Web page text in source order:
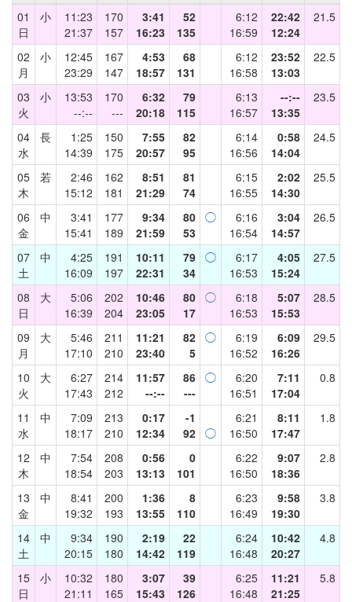
01
日
小
11:23
21:37
170
157
3:41
16:23
52
135
6:12
16:59
22:42
12:24
21.5
02
月
小
12:45
23:29
167
147
4:53
18:57
68
131
6:12
16:58
23:52
13:03
22.5
03
火
小
13:53
--:--
170
---
6:32
20:18
79
115
6:13
16:57
--:--
13:35
23.5
04
水
長
1:25
14:39
150
175
7:55
20:57
82
95
6:14
16:56
0:58
14:04
24.5
05
木
若
2:46
15:12
162
181
8:51
21:29
81
74
6:15
16:55
2:02
14:30
25.5
06
金
中
3:41
15:41
177
189
9:34
21:59
80
53
◯
6:16
16:54
3:04
14:57
26.5
07
土
中
4:25
16:09
191
197
10:11
22:31
79
34
◯
6:17
16:53
4:05
15:24
27.5
08
日
大
5:06
16:39
202
204
10:46
23:05
80
17
◯
6:18
16:53
5:07
15:53
28.5
09
月
大
5:46
17:10
211
210
11:21
23:40
82
5
◯
6:19
16:52
6:09
16:26
29.5
10
火
大
6:27
17:43
214
212
11:57
--:--
86
---
◯
6:20
16:51
7:11
17:04
0.8
11
水
中
7:09
18:17
213
210
0:17
12:34
-1
92 ◯
6:21
16:50
8:11
17:47
1.8
12
木
中
7:54
18:54
208
203
0:56
13:13
0
101
6:22
16:50
9:07
18:36
2.8
13
金
中
8:41
19:32
200
193
1:36
13:55
8
110
6:23
16:49
9:58
19:30
3.8
14
土
中
9:34
20:15
190
180
2:19
14:42
22
119
6:24
16:48
10:42
20:27
4.8
15
日
小
10:32
21:11
180
165
3:07
15:43
39
126
6:25
16:48
11:21
21:25
5.8